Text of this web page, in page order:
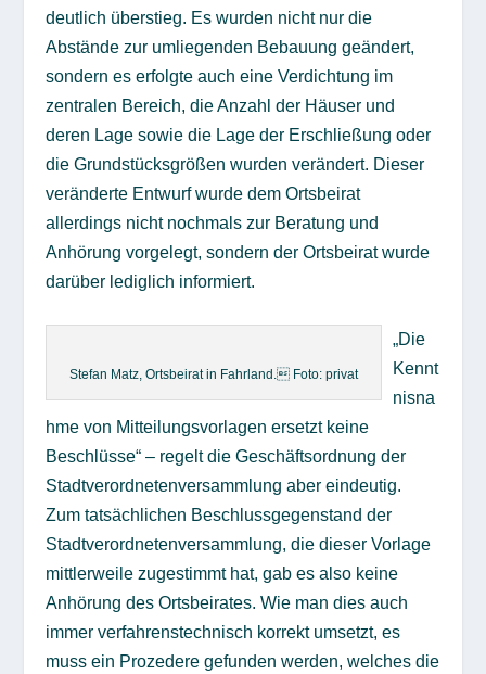
deutlich überstieg. Es wurden nicht nur die
Abstände zur umliegenden Bebauung geändert,
sondern es erfolgte auch eine Verdichtung im
zentralen Bereich, die Anzahl der Häuser und
deren Lage sowie die Lage der Erschließung oder
die Grundstücksgrößen wurden verändert. Dieser
veränderte Entwurf wurde dem Ortsbeirat
allerdings nicht nochmals zur Beratung und
Anhörung vorgelegt, sondern der Ortsbeirat wurde
darüber lediglich informiert.
Stefan Matz, Ortsbeirat in Fahrland. Foto: privat
„Die
Kennt
nisna
hme von Mitteilungsvorlagen ersetzt keine
Beschlüsse“ – regelt die Geschäftsordnung der
Stadtverordnetenversammlung aber eindeutig.
Zum tatsächlichen Beschlussgegenstand der
Stadtverordnetenversammlung, die dieser Vorlage
mittlerweile zugestimmt hat, gab es also keine
Anhörung des Ortsbeirates. Wie man dies auch
immer verfahrenstechnisch korrekt umsetzt, es
muss ein Prozedere gefunden werden, welches die